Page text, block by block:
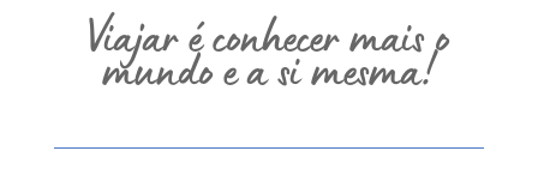
Viajar é conhecer mais o
mundo e a si mesma!